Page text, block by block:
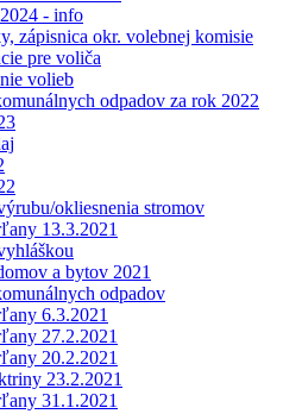
- info
zápisnica okr. volebnej komisie
pre voliča
volieb
odpadov za rok 2022
okliesnenia stromov
13.3.2021
a bytov 2021
odpadov
6.3.2021
27.2.2021
20.2.2021
23.2.2021
31.1.2021